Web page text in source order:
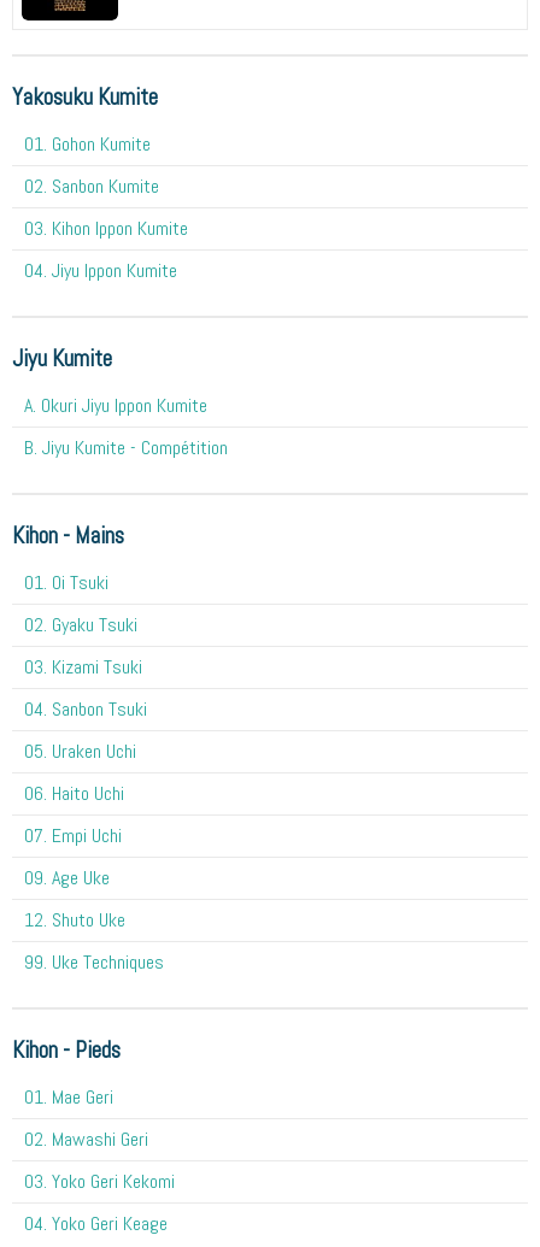
Yakosuku Kumite
01. Gohon Kumite
02. Sanbon Kumite
03. Kihon Ippon Kumite
04. Jiyu Ippon Kumite
Jiyu Kumite
A. Okuri Jiyu Ippon Kumite
B. Jiyu Kumite - Compétition
Kihon - Mains
O1. Oi Tsuki
02. Gyaku Tsuki
03. Kizami Tsuki
04. Sanbon Tsuki
05. Uraken Uchi
06. Haito Uchi
07. Empi Uchi
09. Age Uke
12. Shuto Uke
99. Uke Techniques
Kihon - Pieds
01. Mae Geri
02. Mawashi Geri
03. Yoko Geri Kekomi
04. Yoko Geri Keage